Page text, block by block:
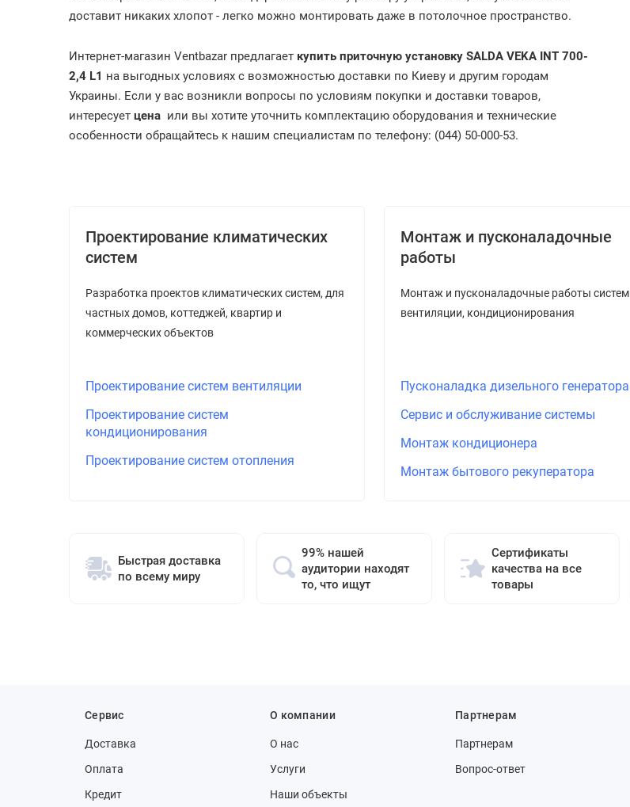
доставит никаких хлопот - легко можно монтировать даже в потолочное пространство.
Интернет-магазин Ventbazar предлагает купить приточную установку SALDA VEKA INT 700-
2,4 L1 на выгодных условиях с возможностью доставки по Киеву и другим городам
Украины. Если у вас возникли вопросы по условиям покупки и доставки товаров,
интересует цена или вы хотите уточнить комплектацию оборудования и технические
особенности обращайтесь к нашим специалистам по телефону: (044) 50-000-53.
Проектирование климатических
систем
Разработка проектов климатических систем, для
частных домов, коттеджей, квартир и
коммерческих объектов
Проектирование систем вентиляции
Проектирование систем
кондиционирования
Проектирование систем отопления
Монтаж и пусконаладочные
работы
Монтаж и пусконаладочные работы систем
вентиляции, кондиционирования
Пусконаладка дизельного генератора
Сервис и обслуживание системы
Монтаж кондиционера
Монтаж бытового рекуператора
Быстрая доставка
по всему миру
99% нашей
аудитории находят
то, что ищут
Сертификаты
качества на все
товары
Сервис
Доставка
Оплата
Кредит
О компании
О нас
Услуги
Наши объекты
Партнерам
Партнерам
Вопрос-ответ